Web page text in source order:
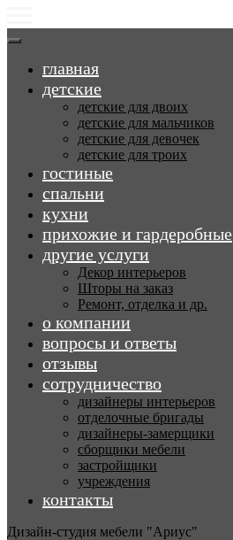
главная
детские
детские для двоих
детские для мальчиков
детские для девочек
детские для троих
гостиные
спальни
кухни
прихожие и гардеробные
другие услуги
Декор интерьеров
Шторы на заказ
Ремонт, отделка и др.
о компании
вопросы и ответы
отзывы
сотрудничество
дизайнеры интерьеров
отделочные бригады
дизайнеры-замерщики
сборщики мебели
застройщики
учреждения
контакты
Дизайн-студия мебели "Ариус"